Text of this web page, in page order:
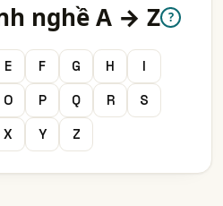
nghề A → Z ?
E F G H
I
O P Q R
S
X Y Z